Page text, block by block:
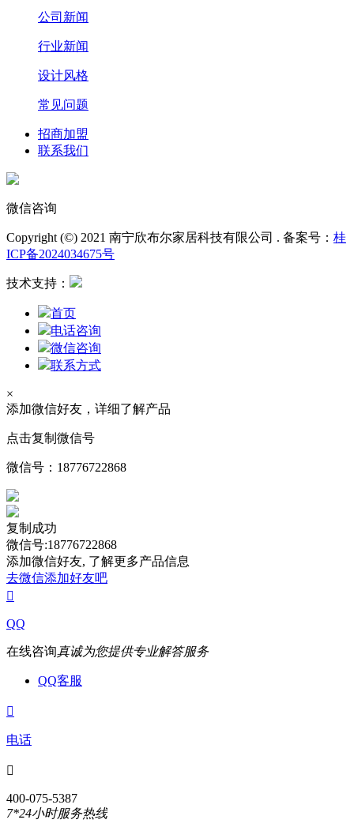
公司新闻
行业新闻
设计风格
常见问题
招商加盟
联系我们
微信咨询
Copyright (©) 2021 南宁欣布尔家居科技有限公司 . 备案号： 桂
ICP备2024034675号
技术支持：
首页
电话咨询
微信咨询
联系方式
×
添加微信好友，详细了解产品
点击复制微信号
微信号： 18776722868
复制成功
微信号:18776722868
添加微信好友, 了解更多产品信息
去微信添加好友吧

QQ
在线咨询真诚为您提供专业解答服务
QQ客服

电话

400-075-5387
7*24小时服务热线